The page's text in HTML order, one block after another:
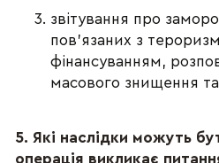
звітування про
пов’язаних з
фінансуванням,
масового знищення
5. Які наслідки можуть
операція викликає